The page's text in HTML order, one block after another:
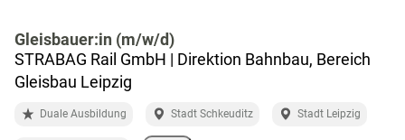
s
Gleisbauer:in (m/w/d)
STRABAG Rail GmbH | Direktion Bahnbau, Bereich
Gleisbau Leipzig
Duale Ausbildung Stadt Schkeuditz Stadt Leipzig